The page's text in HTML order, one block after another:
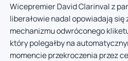
Wicepremier David Clarinval z
liberałowie nadal opowiadają się
mechanizmu odwróconego
który polegałby na
momencie przekroczenia przez